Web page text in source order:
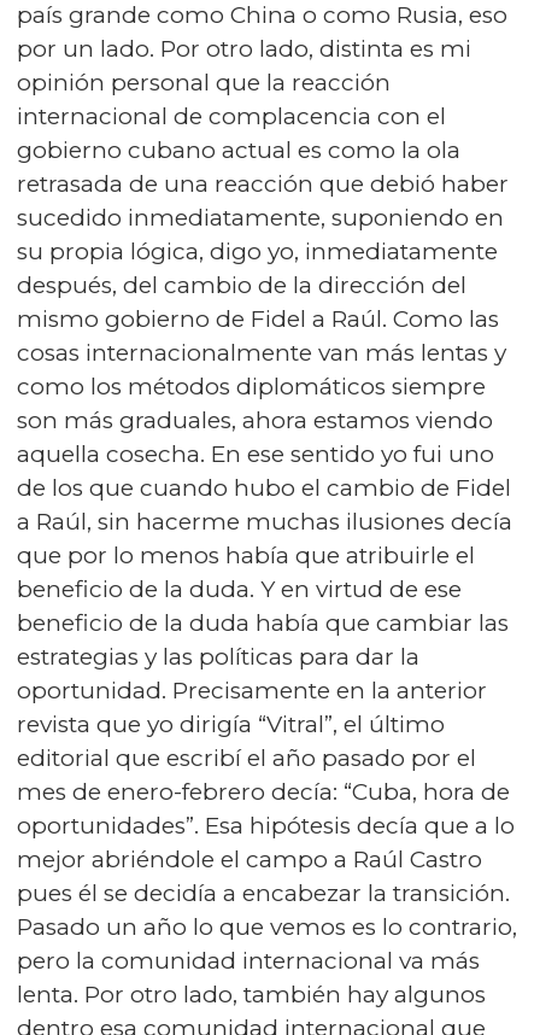
país grande como China o como Rusia, eso
por un lado. Por otro lado, distinta es mi
opinión personal que la reacción
internacional de complacencia con el
gobierno cubano actual es como la ola
retrasada de una reacción que debió haber
sucedido inmediatamente, suponiendo en
su propia lógica, digo yo, inmediatamente
después, del cambio de la dirección del
mismo gobierno de Fidel a Raúl. Como las
cosas internacionalmente van más lentas y
como los métodos diplomáticos siempre
son más graduales, ahora estamos viendo
aquella cosecha. En ese sentido yo fui uno
de los que cuando hubo el cambio de Fidel
a Raúl, sin hacerme muchas ilusiones decía
que por lo menos había que atribuirle el
beneficio de la duda. Y en virtud de ese
beneficio de la duda había que cambiar las
estrategias y las políticas para dar la
oportunidad. Precisamente en la anterior
revista que yo dirigía “Vitral”, el último
editorial que escribí el año pasado por el
mes de enero-febrero decía: “Cuba, hora de
oportunidades”. Esa hipótesis decía que a lo
mejor abriéndole el campo a Raúl Castro
pues él se decidía a encabezar la transición.
Pasado un año lo que vemos es lo contrario,
pero la comunidad internacional va más
lenta. Por otro lado, también hay algunos
dentro esa comunidad internacional que